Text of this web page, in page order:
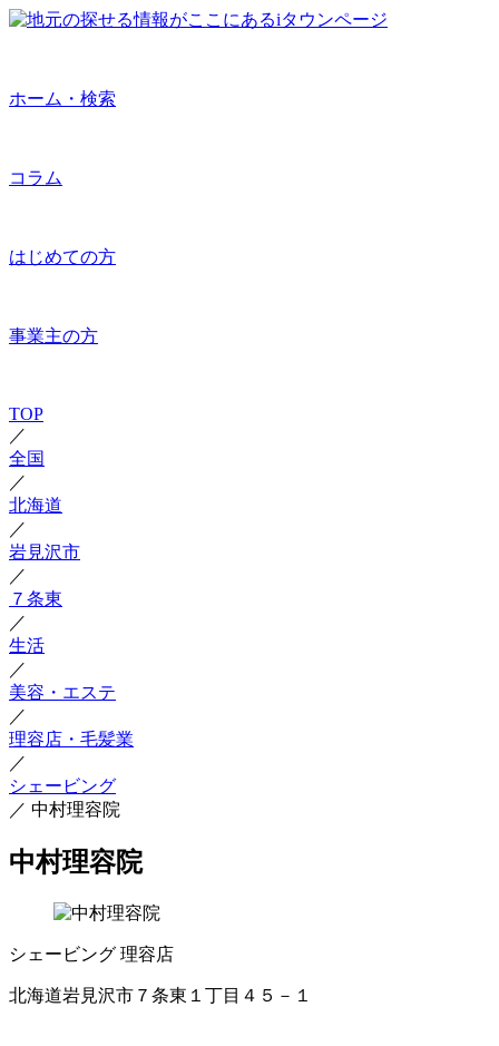
ホーム・検索
コラム
はじめての方
事業主の方
TOP
／
全国
／
北海道
／
岩見沢市
／
７条東
／
生活
／
美容・エステ
／
理容店・毛髪業
／
シェービング
／ 中村理容院
中村理容院
シェービング 理容店
北海道岩見沢市７条東１丁目４５－１